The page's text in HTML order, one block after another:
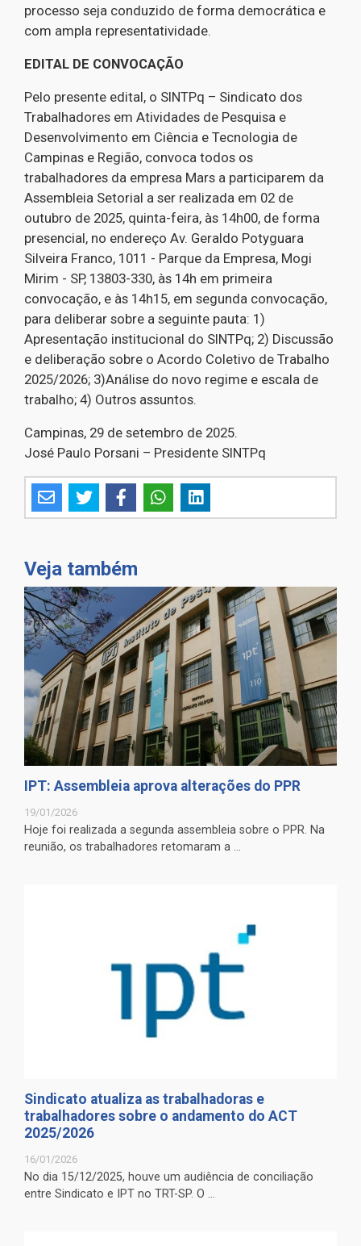
processo seja conduzido de forma democrática e
com ampla representatividade.
EDITAL DE CONVOCAÇÃO
Pelo presente edital, o SINTPq – Sindicato dos
Trabalhadores em Atividades de Pesquisa e
Desenvolvimento em Ciência e Tecnologia de
Campinas e Região, convoca todos os
trabalhadores da empresa Mars a participarem da
Assembleia Setorial a ser realizada em 02 de
outubro de 2025, quinta-feira, às 14h00, de forma
presencial, no endereço Av. Geraldo Potyguara
Silveira Franco, 1011 - Parque da Empresa, Mogi
Mirim - SP, 13803-330, às 14h em primeira
convocação, e às 14h15, em segunda convocação,
para deliberar sobre a seguinte pauta: 1)
Apresentação institucional do SINTPq; 2) Discussão
e deliberação sobre o Acordo Coletivo de Trabalho
2025/2026; 3)Análise do novo regime e escala de
trabalho; 4) Outros assuntos.
Campinas, 29 de setembro de 2025.
José Paulo Porsani – Presidente SINTPq
Veja também
IPT: Assembleia aprova alterações do PPR
19/01/2026
Hoje foi realizada a segunda assembleia sobre o PPR. Na
reunião, os trabalhadores retomaram a ...
Sindicato atualiza as trabalhadoras e
trabalhadores sobre o andamento do ACT
2025/2026
16/01/2026
No dia 15/12/2025, houve um audiência de conciliação
entre Sindicato e IPT no TRT-SP. O ...